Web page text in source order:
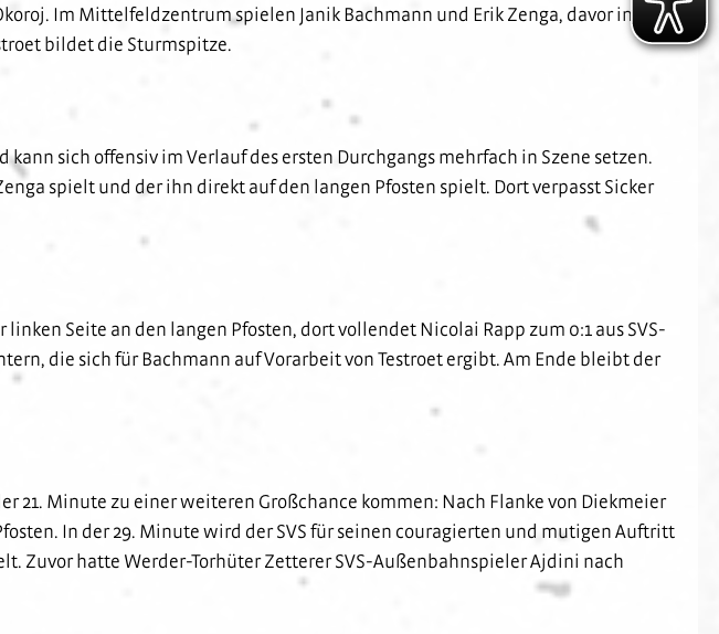
Im Mittelfeldzentrum spielen Janik Bachmann und Erik Zenga, davor in
bildet die Sturmspitze.
sich offensiv im Verlauf des ersten Durchgangs mehrfach in Szene setzen.
spielt und der ihn direkt auf den langen Pfosten spielt. Dort verpasst Sicker
Seite an den langen Pfosten, dort vollendet Nicolai Rapp zum 0:1 aus SVS-
die sich für Bachmann auf Vorarbeit von Testroet ergibt. Am Ende bleibt der
21. Minute zu einer weiteren Großchance kommen: Nach Flanke von Diekmeier
In der 29. Minute wird der SVS für seinen couragierten und mutigen Auftritt
Zuvor hatte Werder-Torhüter Zetterer SVS-Außenbahnspieler Ajdini nach